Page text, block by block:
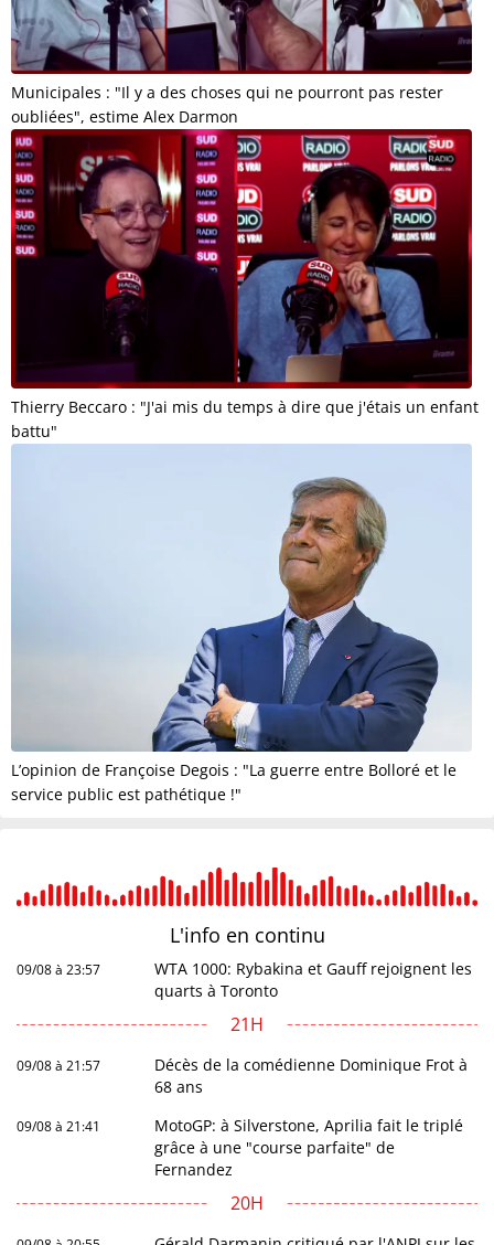
Municipales : "Il y a des choses qui ne pourront pas rester
oubliées", estime Alex Darmon
Thierry Beccaro : "J'ai mis du temps à dire que j'étais un enfant
battu"
L’opinion de Françoise Degois : "La guerre entre Bolloré et le
service public est pathétique !"
L'info en continu
09/08 à 23:57
WTA 1000: Rybakina et Gauff rejoignent les
quarts à Toronto
21H
09/08 à 21:57
Décès de la comédienne Dominique Frot à
68 ans
09/08 à 21:41
MotoGP: à Silverstone, Aprilia fait le triplé
grâce à une "course parfaite" de
Fernandez
20H